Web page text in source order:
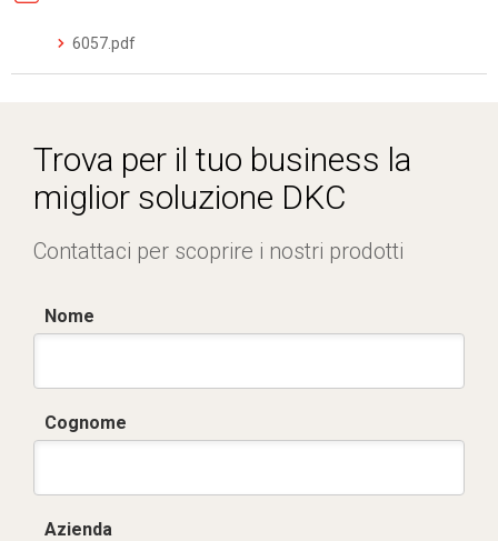
6057.pdf
Trova per il tuo business la
miglior soluzione DKC
Contattaci per scoprire i nostri prodotti
Nome
Cognome
Azienda